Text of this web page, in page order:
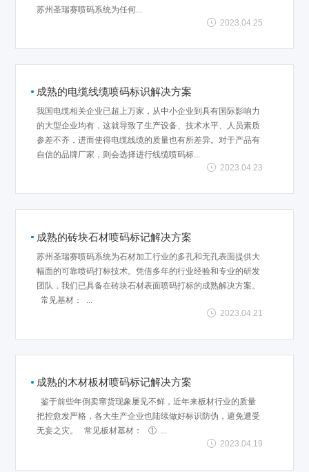
苏州圣瑞赛喷码系统为任何...
2023.04.25
成熟的电缆线缆喷码标识解决方案
我国电缆相关企业已超上万家，从中小企业到具有国际影响力
的大型企业均有，这就导致了生产设备、技术水平、人员素质
参差不齐，进而使得电缆线缆的质量也有所差异。对于产品有
自信的品牌厂家，则会选择进行线缆喷码标...
2023.04.23
成熟的砖块石材喷码标记解决方案
苏州圣瑞赛喷码系统为石材加工行业的多孔和无孔表面提供大
幅面的可靠喷码打标技术。凭借多年的行业经验和专业的研发
团队，我们已具备在砖块石材表面喷码打标的成熟解决方案。
常见基材： ...
2023.04.21
成熟的木材板材喷码标记解决方案
鉴于前些年倒卖窜货现象屡见不鲜，近年来板材行业的质量
把控愈发严格，各大生产企业也陆续做好标识防伪，避免遭受
无妄之灾。 常见板材基材： ① ...
2023.04.19